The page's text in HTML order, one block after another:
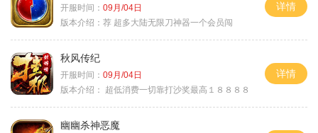
开服时间： 09月/04日
版本介绍： 荐 超多大陆无限刀神器一个会员闯
详情
秋风传纪
开服时间： 09月/04日
版本介绍：
超低消费一切靠打沙奖最高１８８８８
详情
幽幽杀神恶魔